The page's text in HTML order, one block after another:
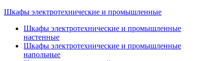
Шкафы электротехнические и промышленные
Шкафы электротехнические и промышленные
настенные
Шкафы электротехнические и промышленные
напольные